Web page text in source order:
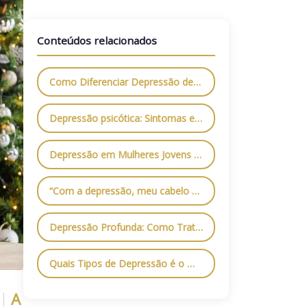
A
Conteúdos relacionados
Como Diferenciar Depressão de Tristeza
Depressão psicótica: Sintomas e tratamentos
Depressão em Mulheres Jovens no Brasil: Um Olhar Profundo para o Setembro Amarelo
“Com a depressão, meu cabelo caiu todo, tive alopecia”, conta influenciadora
Depressão Profunda: Como Tratar a Doença?
Quais Tipos de Depressão é o Mais Grave?